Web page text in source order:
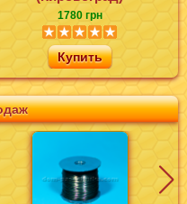
1780 грн
Купить